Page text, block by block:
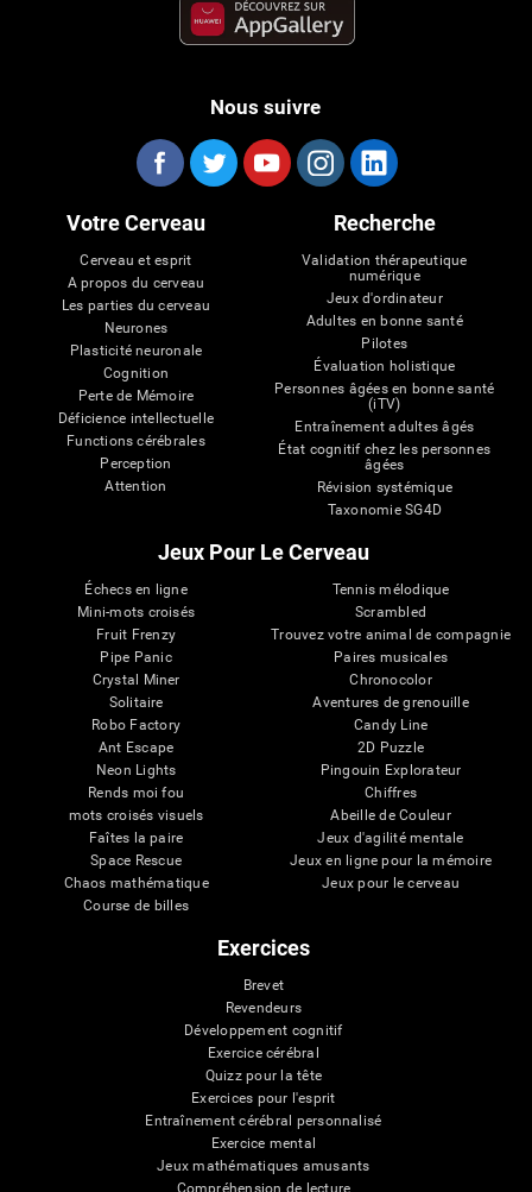
Nous suivre
Votre Cerveau
Cerveau et esprit
A propos du cerveau
Les parties du cerveau
Neurones
Plasticité neuronale
Cognition
Perte de Mémoire
Déficience intellectuelle
Functions cérébrales
Perception
Attention
Recherche
Validation thérapeutique
numérique
Jeux d'ordinateur
Adultes en bonne santé
Pilotes
Évaluation holistique
Personnes âgées en bonne santé
(iTV)
Entraînement adultes âgés
État cognitif chez les personnes
âgées
Révision systémique
Taxonomie SG4D
Jeux Pour Le Cerveau
Échecs en ligne
Mini-mots croisés
Fruit Frenzy
Pipe Panic
Crystal Miner
Solitaire
Robo Factory
Ant Escape
Neon Lights
Rends moi fou
mots croisés visuels
Faîtes la paire
Space Rescue
Chaos mathématique
Course de billes
Tennis mélodique
Scrambled
Trouvez votre animal de compagnie
Paires musicales
Chronocolor
Aventures de grenouille
Candy Line
2D Puzzle
Pingouin Explorateur
Chiffres
Abeille de Couleur
Jeux d'agilité mentale
Jeux en ligne pour la mémoire
Jeux pour le cerveau
Exercices
Brevet
Revendeurs
Développement cognitif
Exercice cérébral
Quizz pour la tête
Exercices pour l'esprit
Entraînement cérébral personnalisé
Exercice mental
Jeux mathématiques amusants
Compréhension de lecture